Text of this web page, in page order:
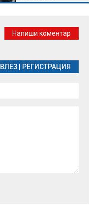
Напиши коментар
ВЛЕЗ РЕГИСТРАЦИЯ